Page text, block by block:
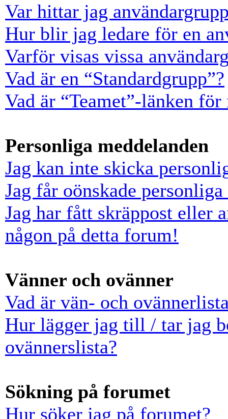
Var hittar jag
Hur blir jag ledare för en
Varför visas vissa
Vad är en “Standardgrupp”?
Vad är “Teamet”-länken för
Personliga meddelanden
Jag kan inte skicka
Jag får oönskade
Jag har fått skräppost eller
någon på detta forum!
Vänner och ovänner
Vad är vän- och
Hur lägger jag till / tar jag
ovännerslista?
Sökning på forumet
Hur söker jag på forumet?